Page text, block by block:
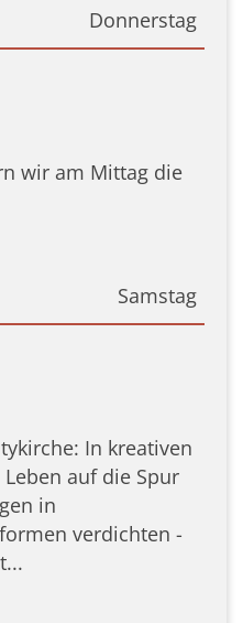
Donnerstag
wir am Mittag die
Samstag
In kreativen
auf die Spur
in
verdichten -